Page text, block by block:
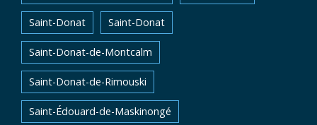
Saint-Donat Saint-Donat
Saint-Donat-de-Montcalm
Saint-Donat-de-Rimouski
Saint-Édouard-de-Maskinongé